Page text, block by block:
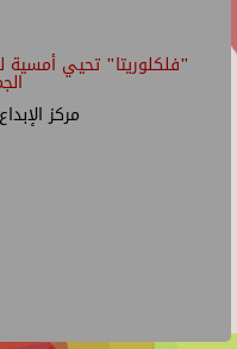
"فلكلوريتا" تحيي أمسية
مركز